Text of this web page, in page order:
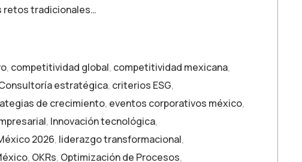
retos tradicionales…
, competitividad global, competitividad mexicana,
estratégica, criterios ESG,
de crecimiento, eventos corporativos méxico,
, Innovación tecnológica,
2026, liderazgo transformacional,
, OKRs, Optimización de Procesos,